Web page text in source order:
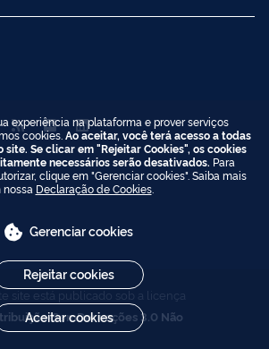
site está publicado sob a licença
SemDerivações 3.0 Não
experiência na plataforma e prover serviços
cookies. Ao aceitar, você terá acesso a todas
Se clicar em "Rejeitar Cookies", os cookies
necessários serão desativados. Para
clique em "Gerenciar cookies". Saiba mais
nossa Declaração de Cookies.
Gerenciar cookies
Rejeitar cookies
Aceitar cookies